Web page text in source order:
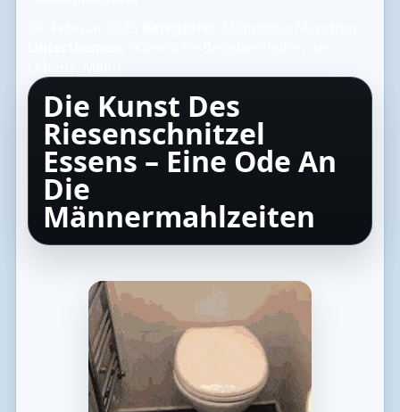
Die Kunst Des
Riesenschnitzel
Essens – Eine Ode An
Die
Männermahlzeiten